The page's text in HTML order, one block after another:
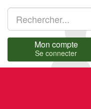
Mon compte
Se connecter